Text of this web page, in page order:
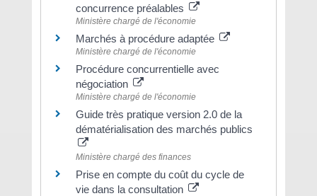
concurrence préalables
Ministère chargé de l'économie
Marchés à procédure adaptée
Ministère chargé de l'économie
Procédure concurrentielle avec
négociation
Ministère chargé de l'économie
Guide très pratique version 2.0 de la
dématérialisation des marchés publics
Ministère chargé des finances
Prise en compte du coût du cycle de
vie dans la consultation